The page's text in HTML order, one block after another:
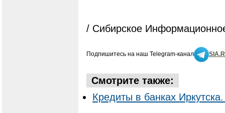
/ Сибирское
Подпишитесь на наш Telegram-канал
Смотрите также:
Кредиты в банках